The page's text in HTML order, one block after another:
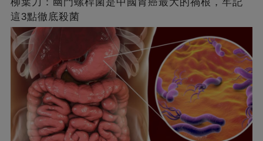
柳葉刀：幽門螺桿菌是中國胃癌最大的禍根，牢記
這3點徹底殺菌